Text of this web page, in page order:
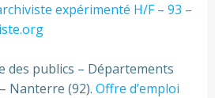
expérimenté H/F – 93 –
des publics – Départements
Nanterre (92). Offre d’emploi